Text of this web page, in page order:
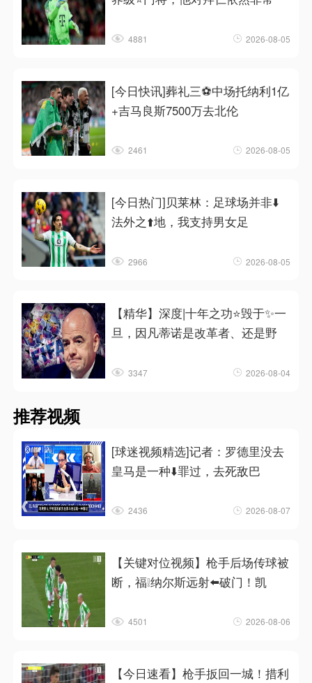
4881 2026-08-05
[今日快讯]葬礼三⚽中场托纳利1亿
+吉马良斯7500万去北伦
2461 2026-08-05
[今日热门]贝莱林：足球场并非⬇️
法外之⬆️地，我支持男女足
2966 2026-08-05
【精华】深度|十年之功⭐毁于✨一
旦，因凡蒂诺是改革者、还是野
3347 2026-08-04
推荐视频
[球迷视频精选]记者：罗德里没去
皇马是一种⬇️罪过，去死敌巴
2436 2026-08-07
【关键对位视频】枪手后场传球被
断，福❕纳尔斯远射⬅️破门！凯
4501 2026-08-06
【今日速看】枪手扳回一城！措利